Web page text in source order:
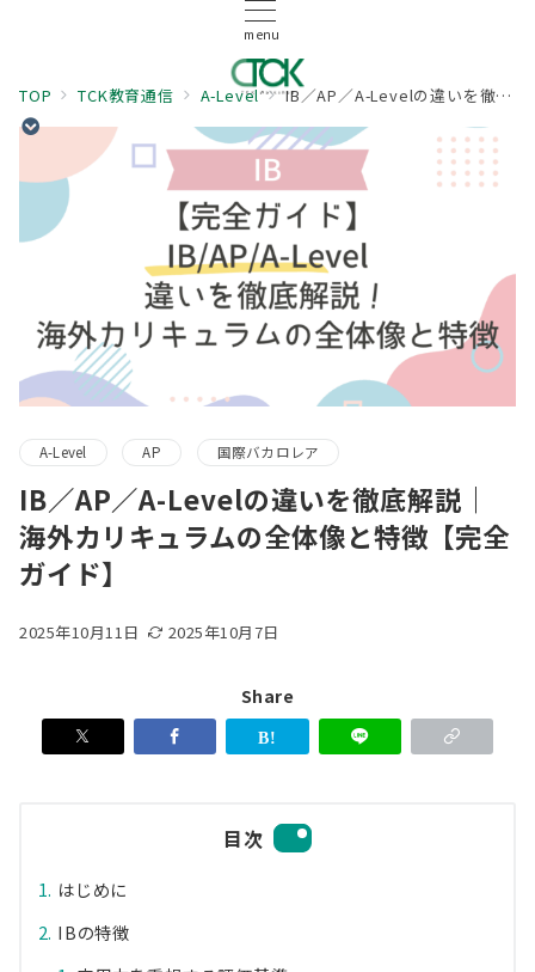
menu
TOP TCK教育通信 A-Level IB／AP／A-Levelの違いを徹底解説｜海外カリキュラムの全体像と特徴【完全ガイド】
A-Level AP 国際バカロレア
IB／AP／A-Levelの違いを徹底解説｜
海外カリキュラムの全体像と特徴【完全
ガイド】
2025年10月11日 2025年10月7日
Share
目次
はじめに
IBの特徴